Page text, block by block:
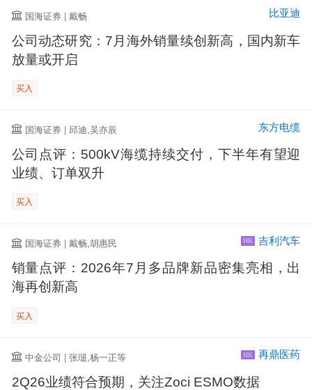
国海证券 | 戴畅 比亚迪
公司动态研究：7月海外销量续创新高，国内新车
放量或开启
买入
国海证券 | 邱迪,吴亦辰 东方电缆
公司点评：500kV海缆持续交付，下半年有望迎
业绩、订单双升
买入
国海证券 | 戴畅,胡惠民 HK 吉利汽车
销量点评：2026年7月多品牌新品密集亮相，出
海再创新高
买入
中金公司 | 张琎,杨一正等 HK 再鼎医药
2Q26业绩符合预期，关注Zoci ESMO数据